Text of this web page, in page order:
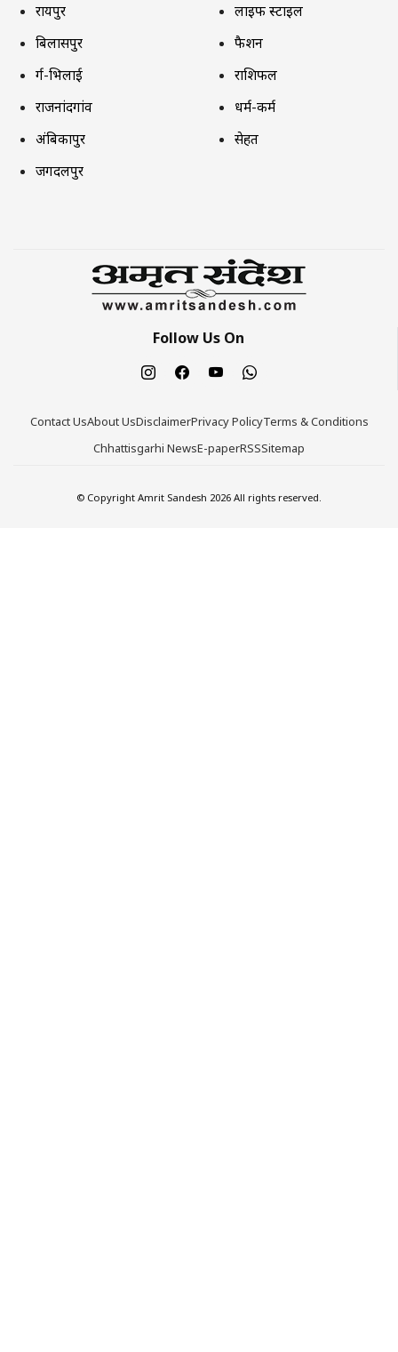
रायपुर
बिलासपुर
दुर्ग-भिलाई
राजनांदगांव
अंबिकापुर
जगदलपुर
लाइफ स्टाइल
फैशन
राशिफल
धर्म-कर्म
सेहत
Follow Us On
Contact UsAbout UsDisclaimerPrivacy PolicyTerms & Conditions
Chhattisgarhi NewsE-paperRSSSitemap
© Copyright Amrit Sandesh 2026 All rights reserved.